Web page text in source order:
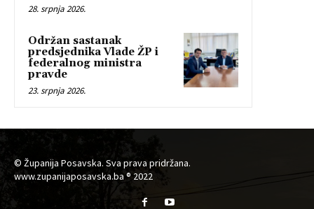
28. srpnja 2026.
Održan sastanak
predsjednika Vlade ŽP i
federalnog ministra
pravde
23. srpnja 2026.
© Županija Posavska. Sva prava pridržana.
www.zupanijaposavska.ba ® 2022